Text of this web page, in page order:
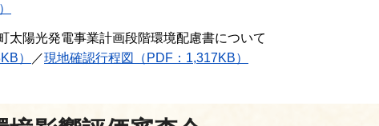
太陽光発電事業計画段階環境配慮書について
）
／現地確認行程図（PDF：1,317KB）